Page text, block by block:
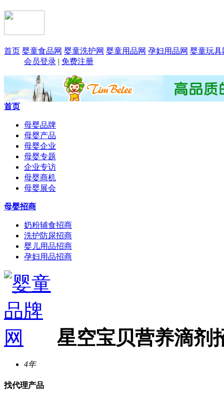
首页 婴童食品网 婴童洗护网 婴童用品网 孕妇用品网 婴童玩具
会员登录 | 免费注册
首页
母婴品牌
母婴产品
母婴企业
母婴专题
企业专访
母婴商机
母婴展会
母婴招商
奶粉辅食招商
洗护防尿招商
婴儿用品招商
孕妇用品招商
星空宝贝营养滴剂
4年
找代理产品